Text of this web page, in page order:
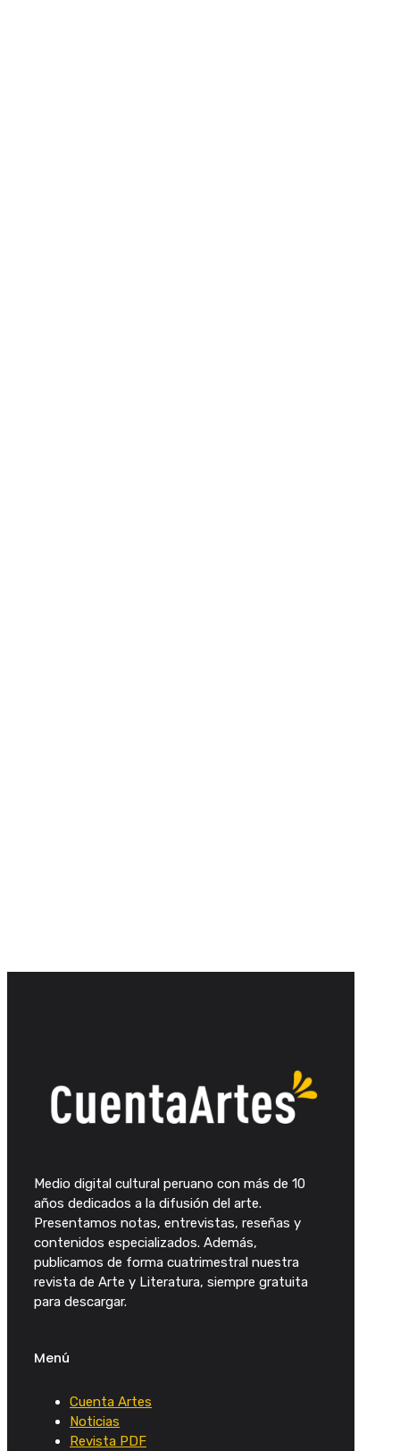
Medio digital cultural peruano con más de 10
años dedicados a la difusión del arte.
Presentamos notas, entrevistas, reseñas y
contenidos especializados. Además,
publicamos de forma cuatrimestral nuestra
revista de Arte y Literatura, siempre gratuita
para descargar.
Menú
Cuenta Artes
Noticias
Revista PDF